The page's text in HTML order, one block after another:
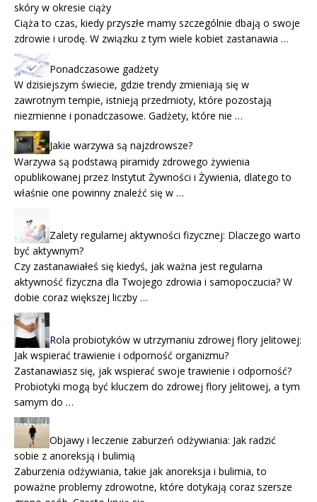
skóry w okresie ciąży
Ciąża to czas, kiedy przyszłe mamy szczególnie dbają o swoje
zdrowie i urodę. W związku z tym wiele kobiet zastanawia …
Ponadczasowe gadżety
W dzisiejszym świecie, gdzie trendy zmieniają się w
zawrotnym tempie, istnieją przedmioty, które pozostają
niezmienne i ponadczasowe. Gadżety, które nie …
Jakie warzywa są najzdrowsze?
Warzywa są podstawą piramidy zdrowego żywienia
opublikowanej przez Instytut Żywności i Żywienia, dlatego to
właśnie one powinny znaleźć się w …
Zalety regularnej aktywności fizycznej: Dlaczego warto
być aktywnym?
Czy zastanawiałeś się kiedyś, jak ważna jest regularna
aktywność fizyczna dla Twojego zdrowia i samopoczucia? W
dobie coraz większej liczby …
Rola probiotyków w utrzymaniu zdrowej flory jelitowej:
Jak wspierać trawienie i odporność organizmu?
Zastanawiasz się, jak wspierać swoje trawienie i odporność?
Probiotyki mogą być kluczem do zdrowej flory jelitowej, a tym
samym do …
Objawy i leczenie zaburzeń odżywiania: Jak radzić
sobie z anoreksją i bulimią
Zaburzenia odżywiania, takie jak anoreksja i bulimia, to
poważne problemy zdrowotne, które dotykają coraz szersze